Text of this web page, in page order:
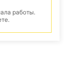
работы.